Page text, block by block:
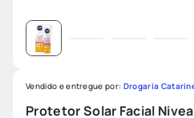
º
7º
lenço umedecido
8º
sabonete liquido
Protetor Solar Facial
Vendido e entregue por: Drogaria